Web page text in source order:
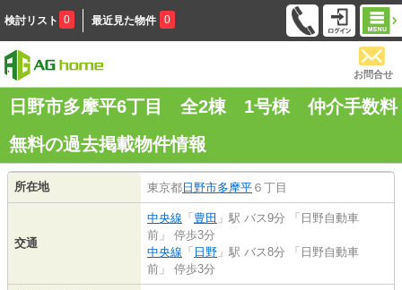
検討リスト 0 最近見た物件 0
お問合せ
日野市多摩平6丁目 全2棟 1号棟 仲介手数料
無料の過去掲載物件情報
所在地 東京都 日野市多摩平 ６丁目
交通
中央線 「 豊田 」駅 バス9分 「日野自動車
前」 停歩3分
中央線 「 日野 」駅 バス8分 「日野自動車
前」 停歩3分